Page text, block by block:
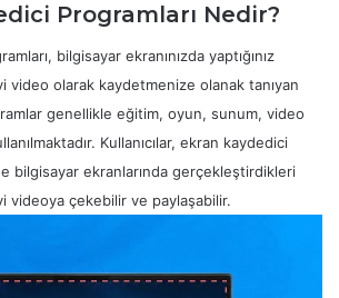
Programları Nedir?
bilgisayar ekranınızda yaptığınız
video olarak kaydetmenize olanak tanıyan
genellikle eğitim, oyun, sunum, video
Kullanıcılar, ekran kaydedici
bilgisayar ekranlarında gerçekleştirdikleri
videoya çekebilir ve paylaşabilir.